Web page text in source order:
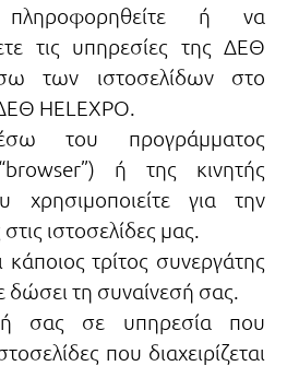
ή να
τις υπηρεσίες της ΔΕΘ
των ιστοσελίδων στο
HELEXPO.
του προγράμματος
ή της κινητής
χρησιμοποιείτε για την
ιστοσελίδες μας.
κάποιος τρίτος συνεργάτης
δώσει τη συναίνεσή σας.
σας σε υπηρεσία που
που διαχειρίζεται